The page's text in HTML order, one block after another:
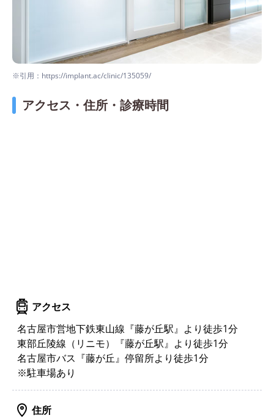
※引用：https://implant.ac/clinic/135059/
アクセス・住所・診療時間
アクセス
名古屋市営地下鉄東山線『藤が丘駅』より徒歩1分
東部丘陵線（リニモ）『藤が丘駅』より徒歩1分
名古屋市バス『藤が丘』停留所より徒歩1分
※駐車場あり
住所